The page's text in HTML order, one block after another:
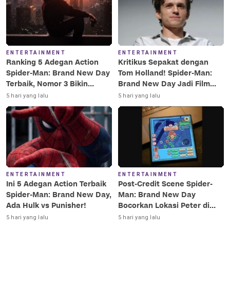
ENTERTAINMENT
Ranking 5 Adegan Action
Spider-Man: Brand New Day
Terbaik, Nomor 3 Bikin
Terkesima!
5 hari yang lalu
ENTERTAINMENT
Kritikus Sepakat dengan
Tom Holland! Spider-Man:
Brand New Day Jadi Film
Terbaik Era MCU
5 hari yang lalu
ENTERTAINMENT
Ini 5 Adegan Action Terbaik
Spider-Man: Brand New Day,
Ada Hulk vs Punisher!
5 hari yang lalu
ENTERTAINMENT
Post-Credit Scene Spider-
Man: Brand New Day
Bocorkan Lokasi Peter di
Luar Angkasa!
5 hari yang lalu